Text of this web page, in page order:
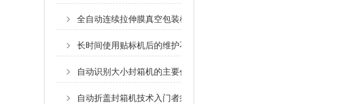
全自动连续拉伸膜真空包装机的维护及保养
长时间使用贴标机后的维护不可忽视！
自动识别大小封箱机的主要作用及结构组成
自动折盖封箱机技术入门者须知